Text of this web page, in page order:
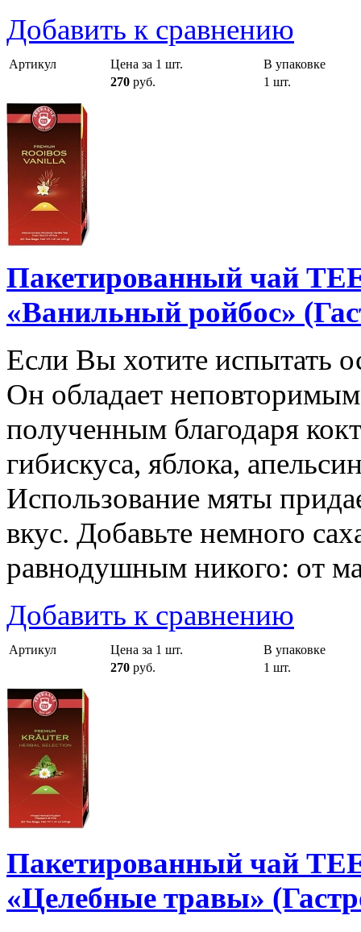
Добавить к сравнению
Артикул Цена за 1 шт.
В упаковке
270 руб. 1 шт.
Пакетированный чай
«Ванильный ройбос»
Если Вы хотите испытать
Он обладает
полученным благодаря
гибискуса, яблока,
Использование мяты
вкус. Добавьте немного
равнодушным никого: от
Добавить к сравнению
Артикул Цена за 1 шт.
В упаковке
270 руб. 1 шт.
Пакетированный чай
«Целебные травы»